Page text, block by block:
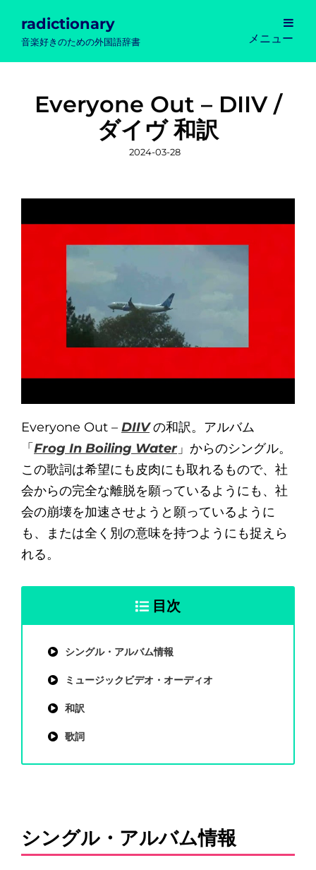
radictionary
音楽好きのための外国語辞書 メニュー
Everyone Out – DIIV /
ダイヴ 和訳
投
2024-03-28
Everyone Out – DIIVの和訳。アルバム
「 Frog In Boiling Water」からのシングル。
この歌詞は希望にも皮肉にも取れるもので、社
会からの完全な離脱を願っているようにも、社
会の崩壊を加速させようと願っているように
も、または全く別の意味を持つようにも捉えら
れる。
目次
シングル・アルバム情報
ミュージックビデオ・オーディオ
和訳
歌詞
シングル・アルバム情報